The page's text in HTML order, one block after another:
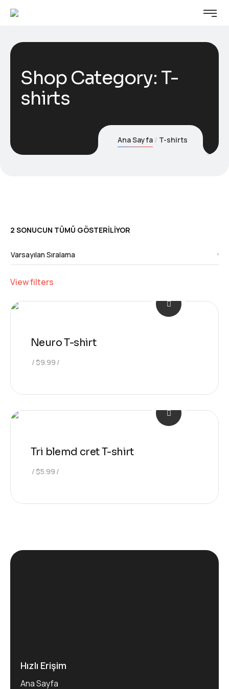
Shop Category: T-
shirts
Ana Sayfa T-shirts
2 SONUCUN TÜMÜ GÖSTERILIYOR
View filters
Neuro T-shirt
$9.99
Tri blemd cret T-shirt
$5.99
Hızlı Erişim
Ana Sayfa